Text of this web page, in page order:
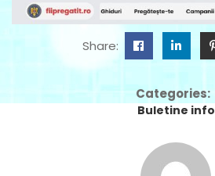
Share:
Categories:
Buletine info